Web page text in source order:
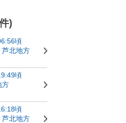
)
頃
芦北地方
頃
方
頃
芦北地方